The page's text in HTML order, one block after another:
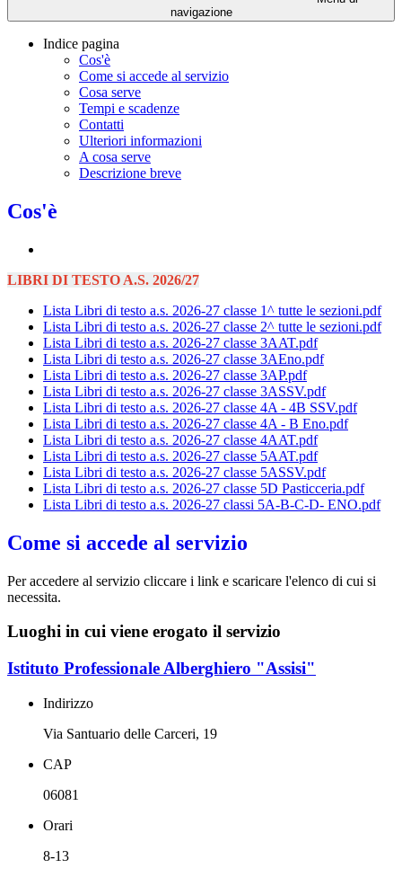
navigazione
Indice pagina
Cos'è
Come si accede al servizio
Cosa serve
Tempi e scadenze
Contatti
Ulteriori informazioni
A cosa serve
Descrizione breve
Cos'è
LIBRI DI TESTO A.S. 2026/27
Lista Libri di testo a.s. 2026-27 classe 1^ tutte le sezioni.pdf
Lista Libri di testo a.s. 2026-27 classe 2^ tutte le sezioni.pdf
Lista Libri di testo a.s. 2026-27 classe 3AAT.pdf
Lista Libri di testo a.s. 2026-27 classe 3AEno.pdf
Lista Libri di testo a.s. 2026-27 classe 3AP.pdf
Lista Libri di testo a.s. 2026-27 classe 3ASSV.pdf
Lista Libri di testo a.s. 2026-27 classe 4A - 4B SSV.pdf
Lista Libri di testo a.s. 2026-27 classe 4A - B Eno.pdf
Lista Libri di testo a.s. 2026-27 classe 4AAT.pdf
Lista Libri di testo a.s. 2026-27 classe 5AAT.pdf
Lista Libri di testo a.s. 2026-27 classe 5ASSV.pdf
Lista Libri di testo a.s. 2026-27 classe 5D Pasticceria.pdf
Lista Libri di testo a.s. 2026-27 classi 5A-B-C-D- ENO.pdf
Come si accede al servizio
Per accedere al servizio cliccare i link e scaricare l'elenco di cui si
necessita.
Luoghi in cui viene erogato il servizio
Istituto Professionale Alberghiero "Assisi"
Indirizzo
Via Santuario delle Carceri, 19
CAP
06081
Orari
8-13